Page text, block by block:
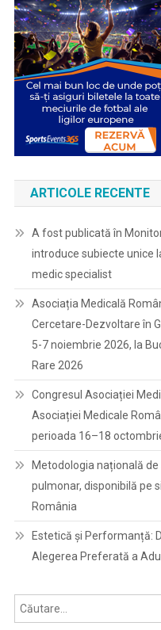
ARTICOLE RECENTE
A fost publicată în
introduce subiecte unice
medic specialist
Asociația Medicală
Cercetare-Dezvoltare în
5-7 noiembrie 2026, la
Rare 2026
Congresul Asociației
Asociației Medicale
perioada 16–18
Metodologia națională
pulmonar, disponibilă pe
România
Estetică și Performanță:
Alegerea Preferată a